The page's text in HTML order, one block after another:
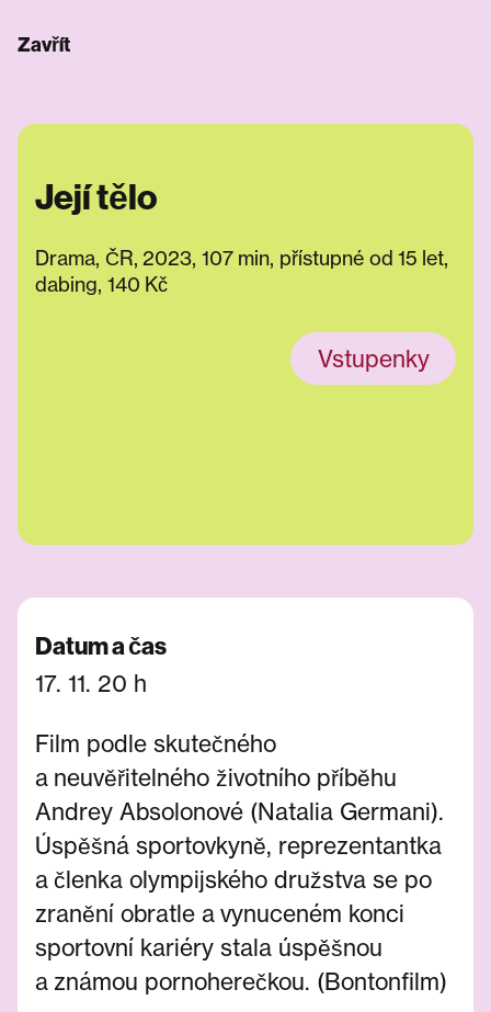
Zavřít
Její tělo
Drama, ČR, 2023, 107 min, přístupné od 15 let,
dabing, 140 Kč
Vstupenky
Datum a čas
17. 11. 20 h
Film podle skutečného
a neuvěřitelného životního příběhu
Andrey Absolonové (Natalia Germani).
Úspěšná sportovkyně, reprezentantka
a členka olympijského družstva se po
zranění obratle a vynuceném konci
sportovní kariéry stala úspěšnou
a známou pornoherečkou. (Bontonfilm)